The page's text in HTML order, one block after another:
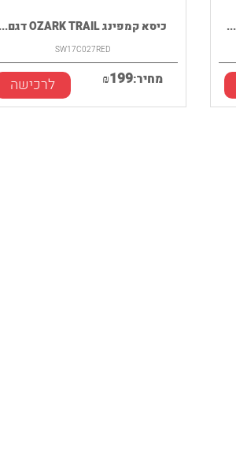
כיסא קמפינג OZARK TRAIL דגם...
SW17C027RED
מחיר: ₪199 לרכישה